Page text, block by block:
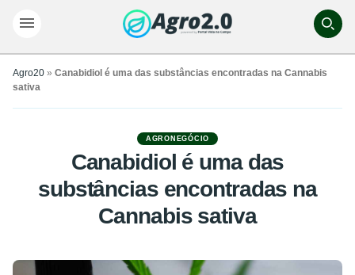
Agro20 » Canabidiol é uma das substâncias encontradas na Cannabis
sativa
AGRONEGÓCIO
Canabidiol é uma das
substâncias encontradas na
Cannabis sativa